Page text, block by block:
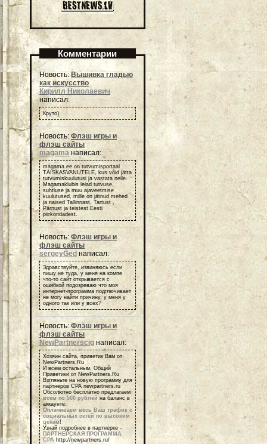
Комментарии
Новость:Вышивка гладью
как искусство
Кирилл Николаевич
написал:
Круто)
Новость: Флэш игры и
флэш сайты
magamaнаписал:
magama.ee on tutvumisportaal
TÄISKASVANUTELE, kus võid jätta
tutvumiskuulutusi ja vastata neile.
Magamaklubis leiad tutvuse,
suhtluse ja muu ajaveetmise
kuulutused, mille on jätnud mehed
ja naised Tallinnast, Tartust ,
Pärnust ja teistest Eesti
piirkondadest.
Новость: Флэш игры и
флэш сайты
sergeyGed написал:
Здравствуйте, извиняюсь если
пишу не туда, у меня на компе
что-то сайт открывается с
ошибкой подозреваю что моя
интернет-программа подглючивает
не могу найти причину, у меня у
одного так или у всех?
Новость: Флэш игры и
флэш сайты
NewPartnerscig написал:
Хозяин сайта, приветик Вам от
NewPartners.Ru
И всем остальным, Общий
Приветики от NewPartners.Ru
Взгляньте на новую программу для
партнеров СРА newpartners.ru
Обсолютно бесплатно предлагаем
всем по 500 рублей на баланс в
аккаунте.
Оплачиваем весь Ваш трафик с
социальных сетей по высоким
ценам!
Узнай подробнее в партнерке -
ПАРТНЕРСКАЯ ПРОГРАММА
СРА http://newpartners.ru/